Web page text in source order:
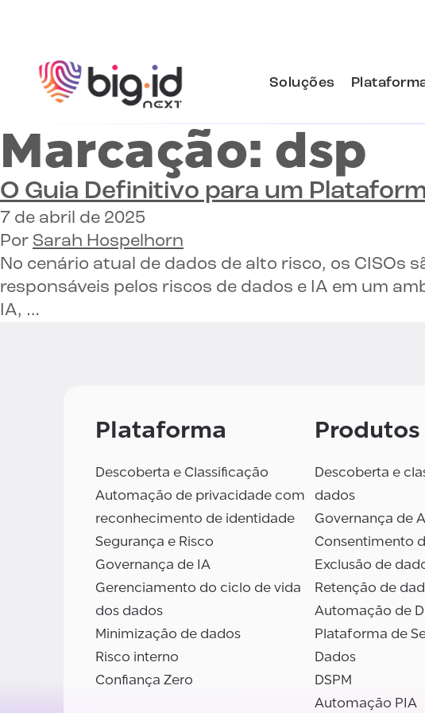
Soluções
Marcação: dsp
O Guia Definitivo para um
7 de abril de 2025
Por Sarah Hospelhorn
No cenário atual de dados de alto risco, os CISOs
responsáveis pelos riscos de dados e IA em um
IA, …
Plataforma
Descoberta e Classificação
Automação de privacidade com
reconhecimento de identidade
Segurança e Risco
Governança de IA
Gerenciamento do ciclo de vida
dos dados
Minimização de dados
Risco interno
Confiança Zero
Produtos
Descoberta e
dados
Governança de
Consentimento
Exclusão de
Retenção de
Automação de
Plataforma de
Dados
DSPM
Automação PIA